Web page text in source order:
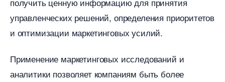
управленческих решений, определения приоритето
и оптимизации маркетинговых усилий.
Применение маркетинговых исследований и
аналитики позволяет компаниям быть более